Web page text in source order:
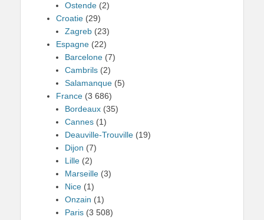
Ostende (2)
Croatie (29)
Zagreb (23)
Espagne (22)
Barcelone (7)
Cambrils (2)
Salamanque (5)
France (3 686)
Bordeaux (35)
Cannes (1)
Deauville-Trouville (19)
Dijon (7)
Lille (2)
Marseille (3)
Nice (1)
Onzain (1)
Paris (3 508)